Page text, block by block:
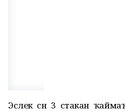
Эслек өсөн 3 стакан